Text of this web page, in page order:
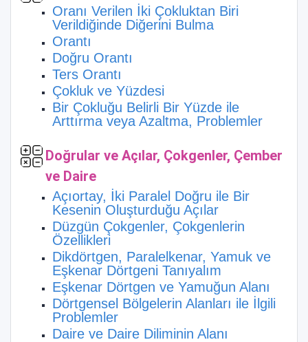
Oranı Verilen İki Çokluktan Biri
Verildiğinde Diğerini Bulma
Orantı
Doğru Orantı
Ters Orantı
Çokluk ve Yüzdesi
Bir Çokluğu Belirli Bir Yüzde ile
Arttırma veya Azaltma, Problemler
Doğrular ve Açılar, Çokgenler, Çember
ve Daire
Açıortay, İki Paralel Doğru ile Bir
Kesenin Oluşturduğu Açılar
Düzgün Çokgenler, Çokgenlerin
Özellikleri
Dikdörtgen, Paralelkenar, Yamuk ve
Eşkenar Dörtgeni Tanıyalım
Eşkenar Dörtgen ve Yamuğun Alanı
Dörtgensel Bölgelerin Alanları ile İlgili
Problemler
Daire ve Daire Diliminin Alanı